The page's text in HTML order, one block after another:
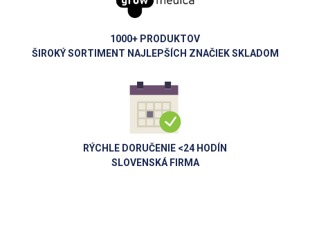
1000+ PRODUKTOV
ŠIROKÝ SORTIMENT NAJLEPŠÍCH ZNAČIEK SKLADOM
RÝCHLE DORUČENIE <24 HODÍN
SLOVENSKÁ FIRMA